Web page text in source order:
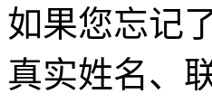
如果您忘记
真实姓名、